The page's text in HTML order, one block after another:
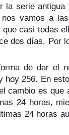
la serie
vamos a
casi todas
dos días. Por
de dar el
hoy 256. En
cambio es que
24 horas,
24 horas